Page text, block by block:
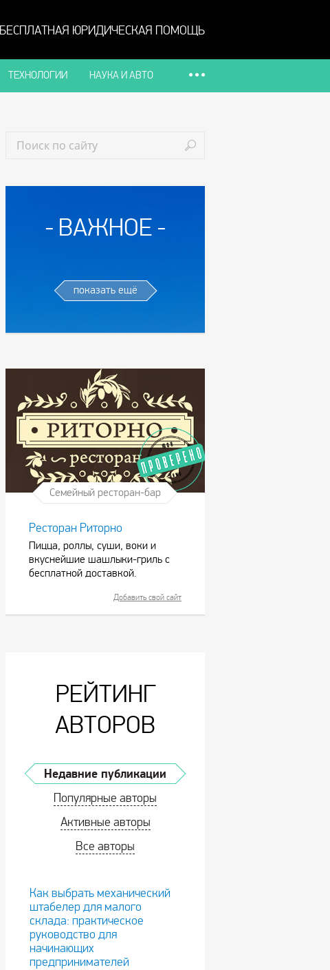
БЕСПЛАТНАЯ ЮРИДИЧЕСКАЯ ПОМОЩЬ
ТЕХНОЛОГИИ НАУКА И АВТО
ВАЖНОЕ
показать ещё
Семейный ресторан-бар
Ресторан Риторно
Пицца, роллы, суши, воки и
вкуснейшие шашлыки-гриль с
бесплатной доставкой.
Добавить свой сайт
РЕЙТИНГ
АВТОРОВ
Недавние публикации
Популярные авторы
Активные авторы
Все авторы
Как выбрать механический
штабелер для малого
склада: практическое
руководство для
начинающих
предпринимателей